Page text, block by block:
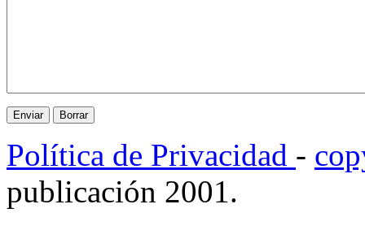
Política de Privacidad -
publicación 2001.